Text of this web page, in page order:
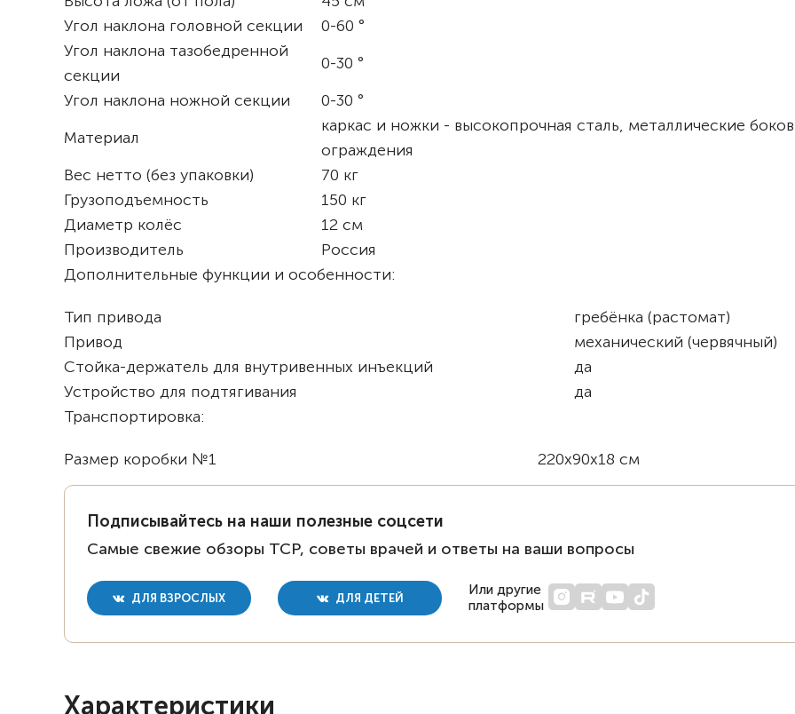
Угол наклона головной секции
0-60 °
Угол наклона тазобедренной
секции
0-30 °
Угол наклона ножной секции
0-30 °
Материал
каркас и ножки - высокопрочная сталь, металлические
ограждения
Вес нетто (без упаковки)
70 кг
Грузоподъемность
150 кг
Диаметр колёс
12 см
Производитель
Россия
Дополнительные функции и особенности:
Тип привода
гребёнка (растомат)
Привод
механический (червячный)
Стойка-держатель для внутривенных инъекций
да
Устройство для подтягивания
да
Транспортировка:
Размер коробки №1 220х90х18 см
Подписывайтесь на наши полезные соцсети
Самые свежие обзоры ТСР, советы врачей и ответы на ваши вопросы
ДЛЯ ВЗРОСЛЫХ ДЛЯ ДЕТЕЙ
Или другие
платформы
Характеристики